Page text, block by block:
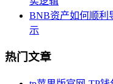
BNB资产如何顺利
示
热门文章